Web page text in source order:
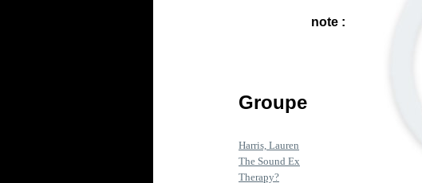
note :
Groupe
Harris, Lauren
The Sound Ex
Therapy?